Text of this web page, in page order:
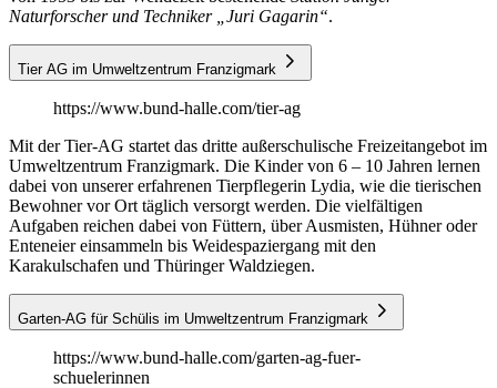
Naturforscher und Techniker „Juri Gagarin“.
Tier AG im Umweltzentrum Franzigmark
https://www.bund-halle.com/tier-ag
Mit der Tier-AG startet das dritte außerschulische Freizeitangebot im
Umweltzentrum Franzigmark. Die Kinder von 6 – 10 Jahren lernen
dabei von unserer erfahrenen Tierpflegerin Lydia, wie die tierischen
Bewohner vor Ort täglich versorgt werden. Die vielfältigen
Aufgaben reichen dabei von Füttern, über Ausmisten, Hühner oder
Enteneier einsammeln bis Weidespaziergang mit den
Karakulschafen und Thüringer Waldziegen.
Garten-AG für Schülis im Umweltzentrum Franzigmark
https://www.bund-halle.com/garten-ag-fuer-
schuelerinnen